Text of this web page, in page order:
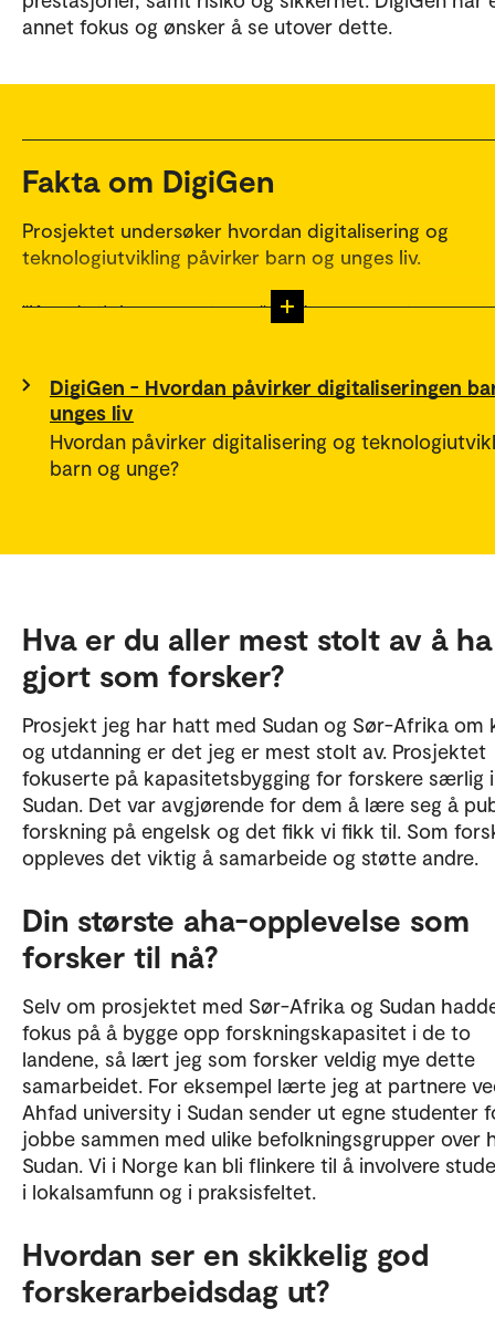
annet fokus og ønsker å se utover dette.
Fakta om DigiGen
Prosjektet undersøker hvordan digitalisering og
teknologiutvikling påvirker barn og unges liv.
"Den digitale generasjonen" er den generasjonen av
navn DigiGen henspiller på.
Over en periode på tre år skal vi sammen med
hele Europa undersøke hvordan pågående
hverdagsliv kan påvirkes positivt av ny teknologi,
deltagelse.
DigiGen - Hvordan påvirker digitaliseringen
unges liv
Hvordan påvirker digitalisering og
barn og unge?
Hva er du aller mest stolt av å ha
gjort som forsker?
Prosjekt jeg har hatt med Sudan og Sør-Afrika om
og utdanning er det jeg er mest stolt av. Prosjektet
fokuserte på kapasitetsbygging for forskere særlig i
Sudan. Det var avgjørende for dem å lære seg å
forskning på engelsk og det fikk vi fikk til. Som
oppleves det viktig å samarbeide og støtte andre.
Din største aha-opplevelse som
forsker til nå?
Selv om prosjektet med Sør-Afrika og Sudan
fokus på å bygge opp forskningskapasitet i de to
landene, så lært jeg som forsker veldig mye dette
samarbeidet. For eksempel lærte jeg at partnere
Ahfad university i Sudan sender ut egne studenter
jobbe sammen med ulike befolkningsgrupper over
Sudan. Vi i Norge kan bli flinkere til å involvere
i lokalsamfunn og i praksisfeltet.
Hvordan ser en skikkelig god
forskerarbeidsdag ut?